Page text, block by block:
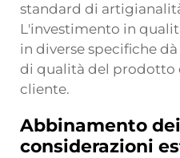
standard di
L'investimento in
in diverse specifiche
di qualità del prodotto
cliente.
Abbinamento
considerazioni